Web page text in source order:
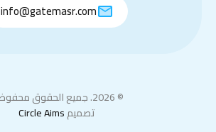
info@gatemasr.com
© 2026. جميع الحقوق محفوظة.
تصميمCircle Aims